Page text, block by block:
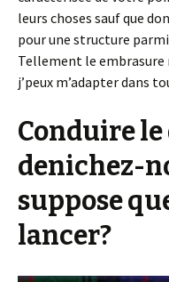
leurs choses sauf que
pour une structure
Tellement le
j’peux m’adapter dans
Conduire le
denichez-
suppose
lancer?